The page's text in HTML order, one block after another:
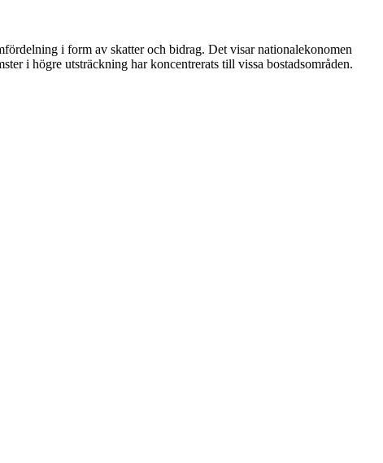
i form av skatter och bidrag. Det visar nationalekonomen
i högre utsträckning har koncentrerats till vissa bostadsområden.